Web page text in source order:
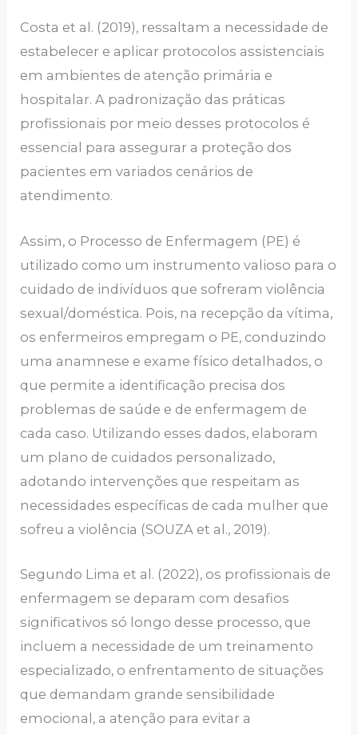
Costa et al. (2019), ressaltam a necessidade de
estabelecer e aplicar protocolos assistenciais
em ambientes de atenção primária e
hospitalar. A padronização das práticas
profissionais por meio desses protocolos é
essencial para assegurar a proteção dos
pacientes em variados cenários de
atendimento.
Assim, o Processo de Enfermagem (PE) é
utilizado como um instrumento valioso para o
cuidado de indivíduos que sofreram violência
sexual/doméstica. Pois, na recepção da vítima,
os enfermeiros empregam o PE, conduzindo
uma anamnese e exame físico detalhados, o
que permite a identificação precisa dos
problemas de saúde e de enfermagem de
cada caso. Utilizando esses dados, elaboram
um plano de cuidados personalizado,
adotando intervenções que respeitam as
necessidades específicas de cada mulher que
sofreu a violência (SOUZA et al., 2019).
Segundo Lima et al. (2022), os profissionais de
enfermagem se deparam com desafios
significativos só longo desse processo, que
incluem a necessidade de um treinamento
especializado, o enfrentamento de situações
que demandam grande sensibilidade
emocional, a atenção para evitar a